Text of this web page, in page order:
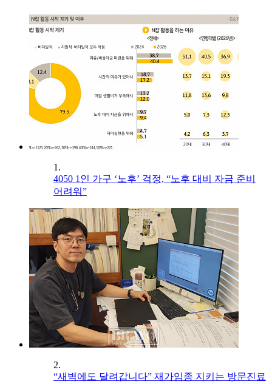
1.
4050 1인 가구 ‘노후’ 걱정, “노후 대비 자금 준비
어려워”
2.
“새벽에도 달려갑니다” 재가임종 지키는 방문진료